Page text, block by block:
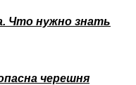
Что нужно знать
черешня